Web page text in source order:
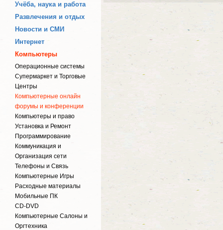
Учёба, наука и работа
Развлечения и отдых
Новости и СМИ
Интернет
Компьютеры
Операционные системы
Супермаркет и Торговые
Центры
Компьютерные онлайн
форумы и конференции
Компьютеры и право
Установка и Ремонт
Программирование
Коммуникация и
Организация сети
Телефоны и Связь
Компьютерные Игры
Расходные материалы
Мобильные ПК
CD-DVD
Компьютерные Салоны и
Оргтехника